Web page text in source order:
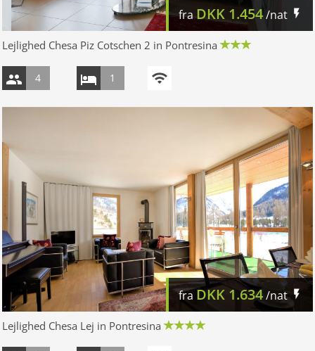
fraDKK 1.454/nat
Lejlighed Chesa Piz Cotschen 2 in Pontresina
4 1
fra DKK 1.634/nat
Lejlighed Chesa Lej in Pontresina